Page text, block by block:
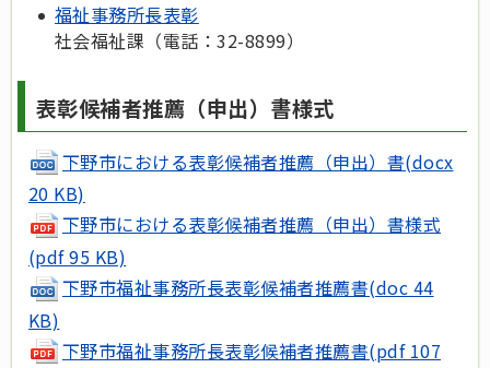
福祉事務所長表彰
社会福祉課（電話：32-8899）
表彰候補者推薦（申出）書様式
下野市における表彰候補者推薦（申出）書(docx
20 KB)
下野市における表彰候補者推薦（申出）書様式
(pdf 95 KB)
下野市福祉事務所長表彰候補者推薦書(doc 44
KB)
下野市福祉事務所長表彰候補者推薦書(pdf 107